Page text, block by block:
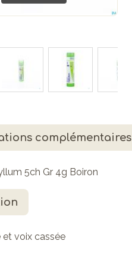
complémentaires
5ch Gr 4g Boiron
et voix cassée